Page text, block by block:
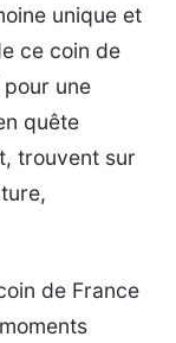
unique et
ce coin de
une
quête
trouvent sur
de France